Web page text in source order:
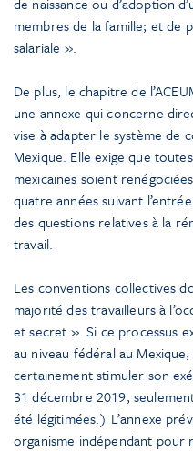
membres de la famille; et de
salariale ».
De plus, le chapitre de
une annexe qui concerne
vise à adapter le système de
Mexique. Elle exige que
mexicaines soient
quatre années suivant
des questions relatives à la
travail.
Les conventions collectives
majorité des travailleurs à
et secret ». Si ce processus
au niveau fédéral au Mexique,
certainement stimuler son
31 décembre 2019,
été légitimées.) L’annexe
organisme indépendant pour